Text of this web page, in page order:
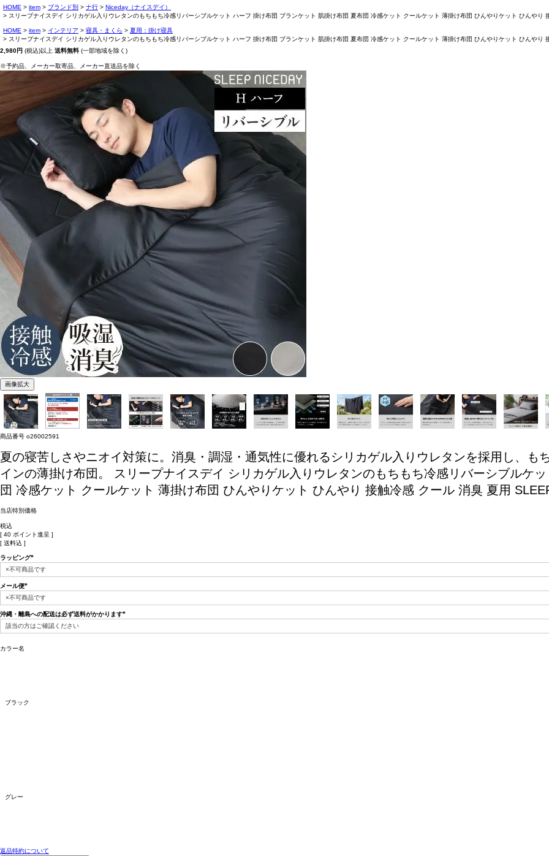
HOME item ブランド別 ナ行
Niceday（ナイスデイ）
スリープナイスデイ シリカゲル入りウレタンのもちもち冷感リバーシブルケット ハーフ 掛け布団 ブランケット 肌掛け布団 夏布団 冷感ケット クールケット 薄掛け布団 ひんやりケット ひんやり
HOME item インテリア 寝具・まくら
夏用：掛け寝具
スリープナイスデイ シリカゲル入りウレタンのもちもち冷感リバーシブルケット ハーフ 掛け布団 ブランケット 肌掛け布団 夏布団 冷感ケット クールケット 薄掛け布団 ひんやりケット ひんやり
2,980円 (税込)以上 送料無料 (一部地域を除く)
※予約品、メーカー取寄品、メーカー直送品を除く
画像拡大
商品番号 o26002591
夏の寝苦しさやニオイ対策に。消臭・調湿・通気性に優れるシリカゲル入りウレタンを採用し、も
インの薄掛け布団。
スリープナイスデイ シリカゲル入りウレタンのもちもち冷感リバーシブルケ
団 冷感ケット クールケット 薄掛け布団 ひんやりケット ひんやり 接触冷感 クール 消臭 夏用
当店特別価格
税込
[ 40 ポイント進呈 ]
送料込
ラッピング
(必
須)
メール便
(必
須)
沖縄・離島への配送は必ず送料がかかります
須)
カラー名
ブラック
グレー
返品特約について